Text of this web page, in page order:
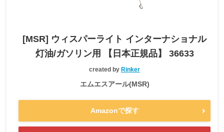
[MSR] ウィスパーライト インターナショナル
灯油/ガソリン用 【日本正規品】 36633
created by Rinker
エムエスアール(MSR)
Amazonで探す